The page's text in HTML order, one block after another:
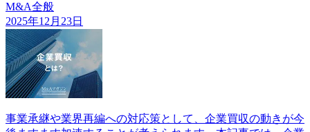
M&A全般
2025年12月23日
事業承継や業界再編への対応策として、企業買収の動きが今